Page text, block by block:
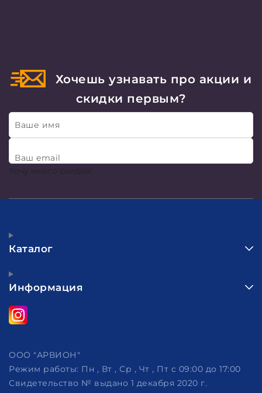
Хочешь узнавать про акции и
скидки первым?
Ваше имя
Ваш email
Хочу много скидок!
Каталог
Информация
ООО "АРВИОН"
Режим работы: Пн , Вт , Ср , Чт , Пт c 09:00 до 17:00
Свидетельство № выдано 1 декабря 2020 г.